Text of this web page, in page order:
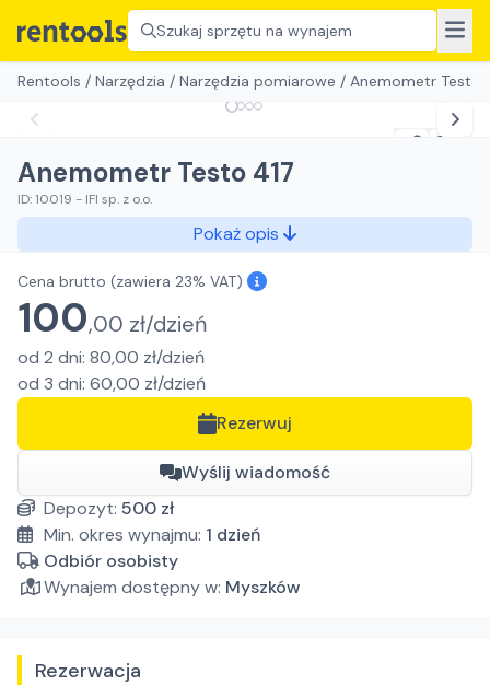
Szukaj sprzętu na wynajem
Rentools / Narzędzia / Narzędzia pomiarowe / Anemometr Testo
Anemometr Testo 417
ID:10019 - IFI sp. z o.o.
Pokaż opis
Cena brutto (zawiera 23% VAT)
100,00 zł/dzień
od 2 dni: 80,00 zł/dzień
od 3 dni: 60,00 zł/dzień
Rezerwuj
Wyślij wiadomość
Depozyt: 500 zł
Min. okres wynajmu: 1 dzień
Odbiór osobisty
Wynajem dostępny w: Myszków
Rezerwacja